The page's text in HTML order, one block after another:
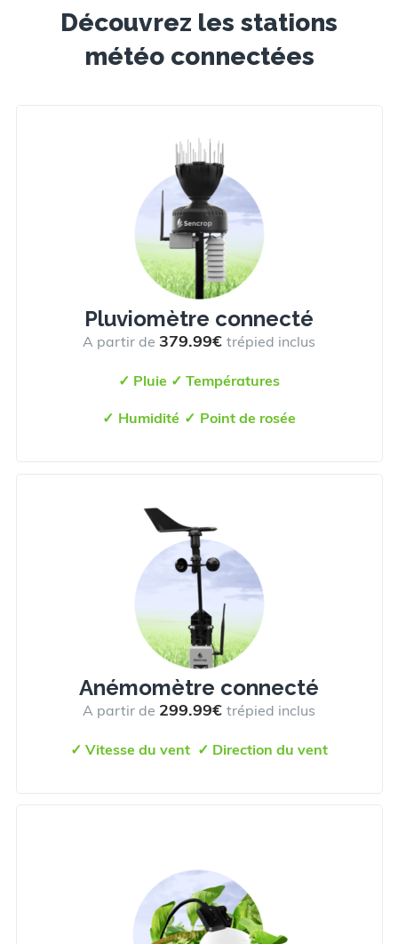
Découvrez les stations
météo connectées
Pluviomètre connecté
A partir de 379.99€ trépied inclus
✓ Pluie ✓ Températures
✓ Humidité ✓ Point de rosée
Anémomètre connecté
A partir de 299.99€ trépied inclus
✓ Vitesse du vent ✓ Direction du vent